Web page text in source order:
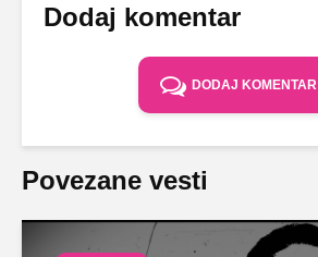
Dodaj komentar
DODAJ KOMENTAR
Povezane vesti